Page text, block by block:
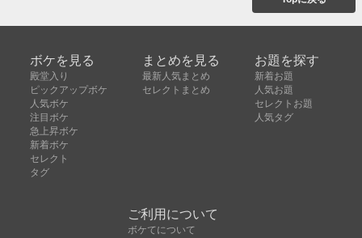
ボケを見る
殿堂入り
ピックアップボケ
人気ボケ
注目ボケ
急上昇ボケ
新着ボケ
セレクト
タグ
まとめを見る
最新人気まとめ
セレクトまとめ
お題を探す
新着お題
人気お題
セレクトお題
人気タグ
ご利用について
ボケてについて